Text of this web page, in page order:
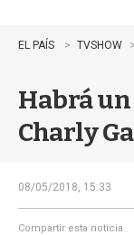
EL PAÍS TVSHOW
Habrá
Charly
08/05/2018, 15:33
Compartir esta noticia